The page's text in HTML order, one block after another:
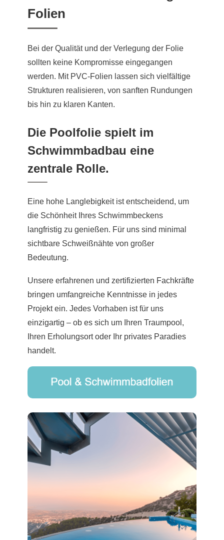
Folien
Bei der Qualität und der Verlegung der Folie
sollten keine Kompromisse eingegangen
werden. Mit PVC-Folien lassen sich vielfältige
Strukturen realisieren, von sanften Rundungen
bis hin zu klaren Kanten.
Die Poolfolie spielt im
Schwimmbadbau eine
zentrale Rolle.
Eine hohe Langlebigkeit ist entscheidend, um
die Schönheit Ihres Schwimmbeckens
langfristig zu genießen. Für uns sind minimal
sichtbare Schweißnähte von großer
Bedeutung.
Unsere erfahrenen und zertifizierten Fachkräfte
bringen umfangreiche Kenntnisse in jedes
Projekt ein. Jedes Vorhaben ist für uns
einzigartig – ob es sich um Ihren Traumpool,
Ihren Erholungsort oder Ihr privates Paradies
handelt.